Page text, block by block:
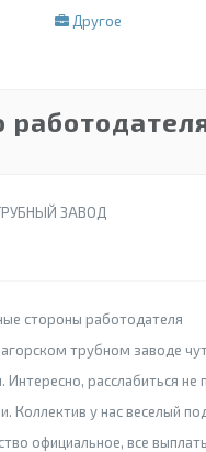
Другое
ЗАВОД
стороны работодателя
трубном заводе
Интересно, расслабиться не
Коллектив у нас веселый
официальное, все